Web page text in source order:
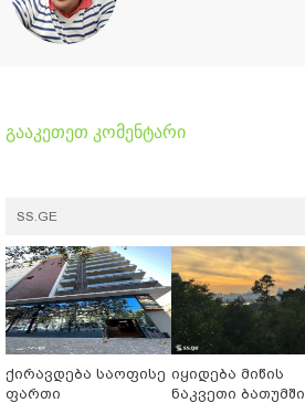
გააკეთეთ კომენტარი
SS.GE
ქირავდება საოფისე
ფართი
იყიდება მიწის
ნაკვეთი ბათუმში